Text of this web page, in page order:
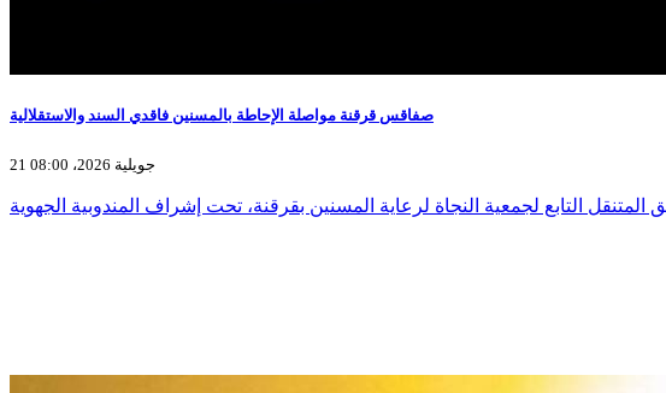
صفاقس قرقنة مواصلة الإحاطة بالمسنين فاقدي السند والاستقلالية
21 جويلية 2026، 08:00